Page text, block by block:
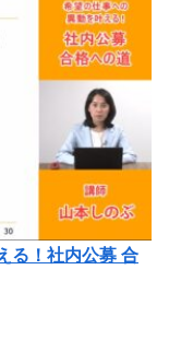
る！社内公募 合